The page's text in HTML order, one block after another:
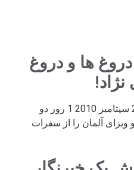
دروغ ها و دروغ
چهارشنبه 31 شهریور 89 / 22 سپتامبر 2010 1 روز دو
و ویزای آلمان را از سفرات